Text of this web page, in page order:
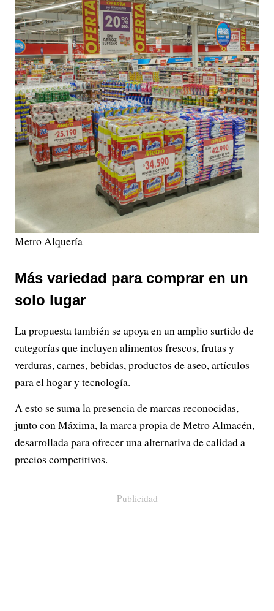
Metro Alquería
Más variedad para comprar en un
solo lugar
La propuesta también se apoya en un amplio surtido de
categorías que incluyen alimentos frescos, frutas y
verduras, carnes, bebidas, productos de aseo, artículos
para el hogar y tecnología.
A esto se suma la presencia de marcas reconocidas,
junto con Máxima, la marca propia de Metro Almacén,
desarrollada para ofrecer una alternativa de calidad a
precios competitivos.
Publicidad